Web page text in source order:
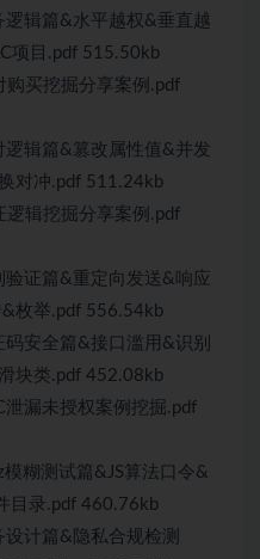
辑篇&水平越权&垂直越
项目.pdf 515.50kb
购买挖掘分享案例.pdf
辑篇&篡改属性值&并发
对冲.pdf 511.24kb
逻辑挖掘分享案例.pdf
证篇&重定向发送&响应
枚举.pdf 556.54kb
安全篇&接口滥用&识别
块类.pdf 452.08kb
泄漏未授权案例挖掘.pdf
糊测试篇&JS算法口令&
目录.pdf 460.76kb
计篇&隐私合规检测